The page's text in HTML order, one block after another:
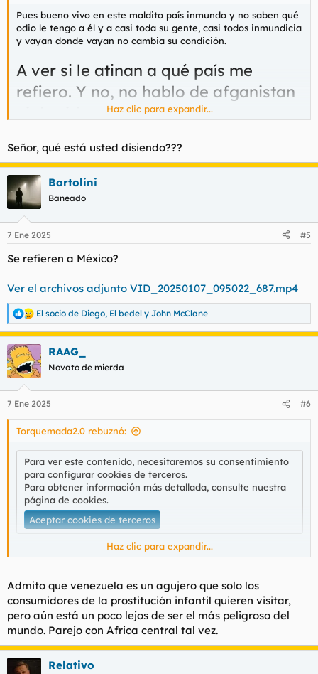
Pues bueno vivo en este maldito país inmundo y no saben qué
odio le tengo a él y a casi toda su gente, casi todos inmundicia
y vayan donde vayan no cambia su condición.
A ver si le atinan a qué país me
refiero. Y no, no hablo de afganistan
Y ahora con el comunismo al límite con la escoriaa
judía no se puede ni prosperar o terminas hecho
pedacitos en una maleta. Si incomodas a un político lo
mismo, la URSS y China fueron algo así en sus buenos
tiempos de paz genocida.
Haz clic para expandir...
Señor, qué está usted disiendo???
Bartolini
Baneado
7 Ene 2025 #5
Se refieren a México?
Ver el archivos adjunto VID_20250107_095022_687.mp4
R
e
a
c
c
i
e
s
El socio de Diego, El bedel y John McClane
RAAG_
Novato de mierda
7 Ene 2025 #6
Torquemada2.0 rebuznó:
Para ver este contenido, necesitaremos su consentimiento
para configurar cookies de terceros.
Para obtener información más detallada, consulte nuestra
página de cookies.
Aceptar cookies de terceros
Haz clic para expandir...
Admito que venezuela es un agujero que solo los
consumidores de la prostitución infantil quieren visitar,
pero aún está un poco lejos de ser el más peligroso del
mundo. Parejo con Africa central tal vez.
Relativo